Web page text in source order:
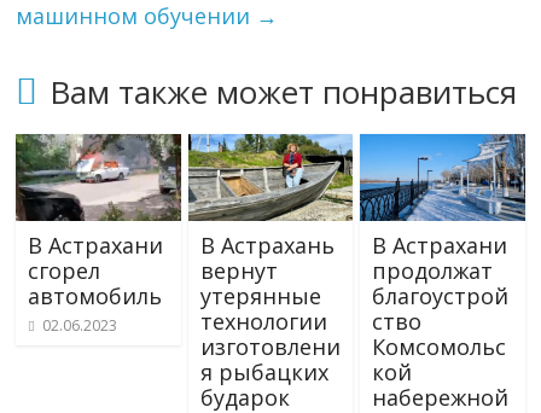
машинном обучении →
Вам также может понравиться
В Астрахани
сгорел
автомобиль
02.06.2023
В Астрахань
вернут
утерянные
технологии
изготовлени
я рыбацких
бударок
В Астрахани
продолжат
благоустрой
ство
Комсомольс
кой
набережной